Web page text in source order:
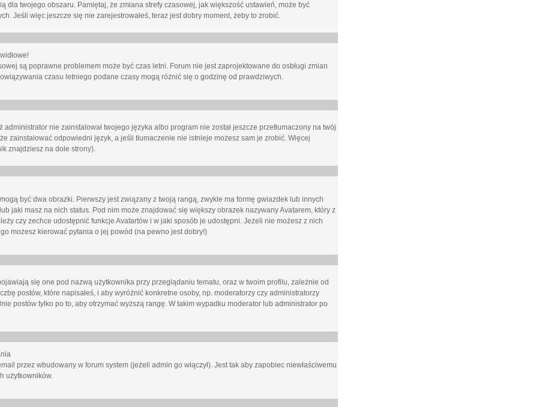
dla twojego obszaru. Pamiętaj, że zmiana strefy czasowej, jak większość ustawień, może być
Jeśli więc jeszcze się nie zarejestrowałeś, teraz jest dobry moment, żeby to zrobić.
są poprawne problemem może być czas letni. Forum nie jest zaprojektowane do osbługi zmian
czasu letniego podane czasy mogą różnić się o godzinę od prawdziwych.
nie zainstalował twojego języka albo program nie został jeszcze przetłumaczony na twój
zainstalować odpowiedni język, a jeśli tłumaczenie nie istnieje możesz sam je zrobić. Więcej
znajdziesz na dole strony).
być dwa obrazki. Pierwszy jest związany z twoją rangą, zwykle ma formę gwiazdek lub innych
jaki masz na nich status. Pod nim może znajdować się większy obrazek nazywany Avatarem, który z
czy zechce udostępnić funkcje Avatartów i w jaki sposób je udostępni. Jeżeli nie możesz z nich
możesz kierować pytania o jej powód (na pewno jest dobry!)
się one pod nazwą użytkownika przy przeglądaniu tematu, oraz w twoim profilu, zależnie od
postów, które napisałeś, i aby wyróżnić konkretne osoby, np. moderatorzy czy administratorzy
postów tylko po to, aby otrzymać wyższą rangę. W takim wypadku moderator lub administrator po
przez wbudowany w forum system (jeżeli admin go włączył). Jest tak aby zapobiec niewłaściwemu
użytkowników.